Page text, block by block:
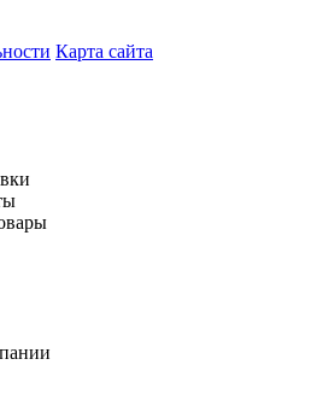
Карта сайта